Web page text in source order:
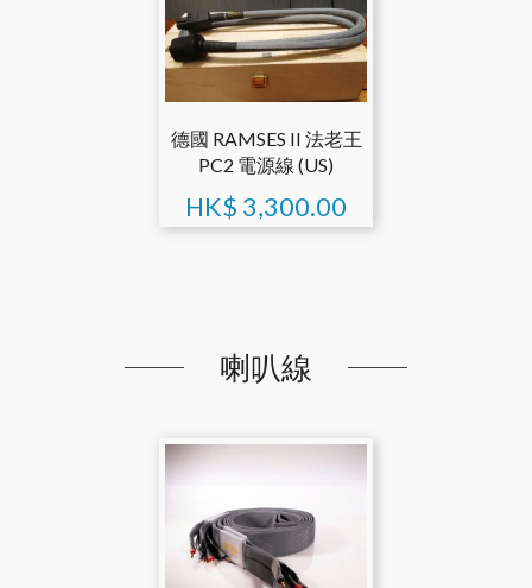
德國 RAMSES II 法老王
PC2 電源線 (US)
HK$ 3,300.00
喇叭線